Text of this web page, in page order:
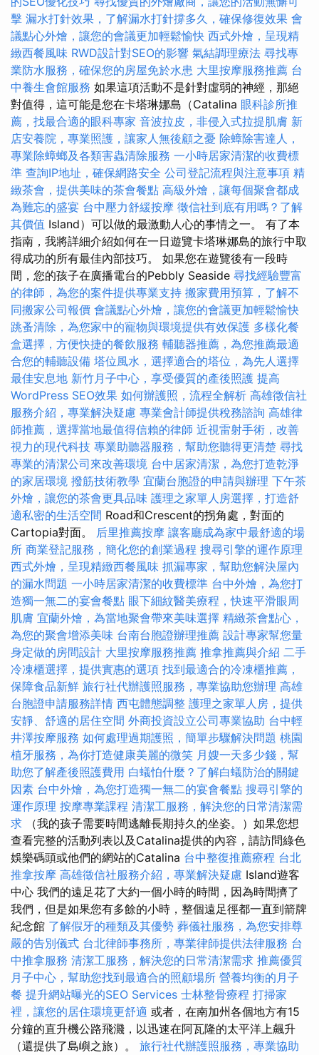
擊 漏水打針效果，了解漏水打針撐多久，確保修復效果 會
議點心外燴，讓您的會議更加輕鬆愉快 西式外燴，呈現精
緻西餐風味 RWD設計對SEO的影響 氣結調理療法 尋找專
業防水服務，確保您的房屋免於水患 大里按摩服務推薦 台
中養生會館服務 如果這項活動不是針對虛弱的神經，那絕
對值得，這可能是您在卡塔琳娜島（Catalina 眼科診所推
薦，找最合適的眼科專家 音波拉皮，非侵入式拉提肌膚 新
店安養院，專業照護，讓家人無後顧之憂 除蟑除害達人，
專業除蟑螂及各類害蟲清除服務 一小時居家清潔的收費標
準 查詢IP地址，確保網路安全 公司登記流程與注意事項 精
緻茶會，提供美味的茶會餐點 高級外燴，讓每個聚會都成
為難忘的盛宴 台中壓力舒緩按摩 徵信社到底有用嗎？了解
其價值 Island）可以做的最激動人心的事情之一。 有了本
指南，我將詳細介紹如何在一日遊覽卡塔琳娜島的旅行中取
得成功的所有最佳內部技巧。 如果您在遊覽後有一段時
間，您的孩子在廣播電台的Pebbly Seaside 尋找經驗豐富
的律師，為您的案件提供專業支持 搬家費用預算，了解不
同搬家公司報價 會議點心外燴，讓您的會議更加輕鬆愉快
跳蚤清除，為您家中的寵物與環境提供有效保護 多樣化餐
盒選擇，方便快捷的餐飲服務 輔聽器推薦，為您推薦最適
合您的輔聽設備 塔位風水，選擇適合的塔位，為先人選擇
最佳安息地 新竹月子中心，享受優質的產後照護 提高
WordPress SEO效果 如何辦護照，流程全解析 高雄徵信社
服務介紹，專業解決疑慮 專業會計師提供稅務諮詢 高雄律
師推薦，選擇當地最值得信賴的律師 近視雷射手術，改善
視力的現代科技 專業助聽器服務，幫助您聽得更清楚 尋找
專業的清潔公司來改善環境 台中居家清潔，為您打造乾淨
的家居環境 撥筋技術教學 宜蘭台胞證的申請與辦理 下午茶
外燴，讓您的茶會更具品味 護理之家單人房選擇，打造舒
適私密的生活空間 Road和Crescent的拐角處，對面的
Cartopia對面。 后里推薦按摩 讓客廳成為家中最舒適的場
所 商業登記服務，簡化您的創業過程 搜尋引擎的運作原理
西式外燴，呈現精緻西餐風味 抓漏專家，幫助您解決屋內
的漏水問題 一小時居家清潔的收費標準 台中外燴，為您打
造獨一無二的宴會餐點 眼下細紋醫美療程，快速平滑眼周
肌膚 宜蘭外燴，為當地聚會帶來美味選擇 精緻茶會點心，
為您的聚會增添美味 台南台胞證辦理推薦 設計專家幫您量
身定做的房間設計 大里按摩服務推薦 推拿推薦與介紹 二手
冷凍櫃選擇，提供實惠的選項 找到最適合的冷凍櫃推薦，
保障食品新鮮 旅行社代辦護照服務，專業協助您辦理 高雄
台胞證申請服務詳情 西屯體態調整 護理之家單人房，提供
安靜、舒適的居住空間 外商投資設立公司專業協助 台中輕
井澤按摩服務 如何處理過期護照，簡單步驟解決問題 桃園
植牙服務，為你打造健康美麗的微笑 月嫂一天多少錢，幫
助您了解產後照護費用 白蟻怕什麼？了解白蟻防治的關鍵
因素 台中外燴，為您打造獨一無二的宴會餐點 搜尋引擎的
運作原理 按摩專業課程 清潔工服務，解決您的日常清潔需
求 （我的孩子需要時間逃離長期持久的坐姿。）如果您想
查看完整的活動列表以及Catalina提供的內容，請訪問綠色
娛樂碼頭或他們的網站的Catalina 台中整復推薦療程 台北
推拿按摩 高雄徵信社服務介紹，專業解決疑慮 Island遊客
中心 我們的遠足花了大約一個小時的時間，因為時間擠了
我們，但是如果您有多餘的小時，整個遠足徑都一直到箭牌
紀念館 了解假牙的種類及其優勢 葬儀社服務，為您安排尊
嚴的告別儀式 台北律師事務所，專業律師提供法律服務 台
中推拿服務 清潔工服務，解決您的日常清潔需求 推薦優質
月子中心，幫助您找到最適合的照顧場所 營養均衡的月子
餐 提升網站曝光的SEO Services 士林整骨療程 打掃家
裡，讓您的居住環境更舒適 或者，在南加州各個地方有15
分鐘的直升機公路飛濺，以迅速在阿瓦隆的太平洋上飆升
（還提供了島嶼之旅）。 旅行社代辦護照服務，專業協助